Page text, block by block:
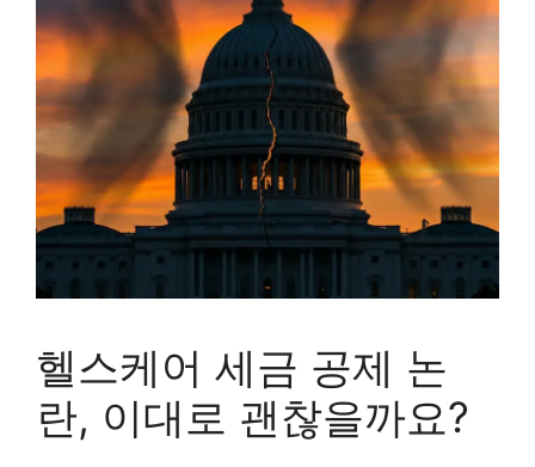
헬스케어 세금 공제 논
란, 이대로 괜찮을까요?